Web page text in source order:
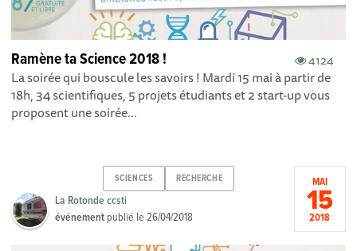
4124
Ramène ta Science 2018 !
La soirée qui bouscule les savoirs ! Mardi 15 mai à partir de
18h, 34 scientifiques, 5 projets étudiants et 2 start-up vous
proposent une soirée...
SCIENCES RECHERCHE
La Rotonde ccsti
événement publié le26/04/2018
MAI
15
2018